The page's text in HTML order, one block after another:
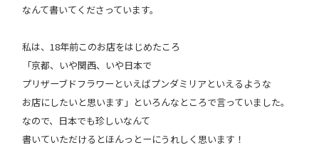
なんて書いてくださっています。
私は、18年前このお店をはじめたころ
「京都、いや関西、いや日本で
プリザーブドフラワーといえばプンダミリアといえるような
お店にしたいと思います」といろんなところで言っていました。
なので、日本でも珍しいなんて
書いていただけるとほんっとーにうれしく思います！